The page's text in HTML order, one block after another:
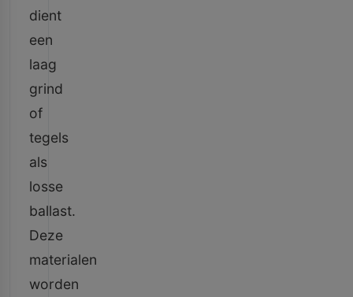
dient
een
laag
grind
of
tegels
als
losse
ballast.
Deze
materialen
worden